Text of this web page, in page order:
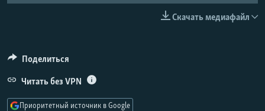
СОЦИАЛЬНЫЕ СЕТИ
Скачать медиафайл
Поделиться
Читать без VPN
Приоритетный источник в Google